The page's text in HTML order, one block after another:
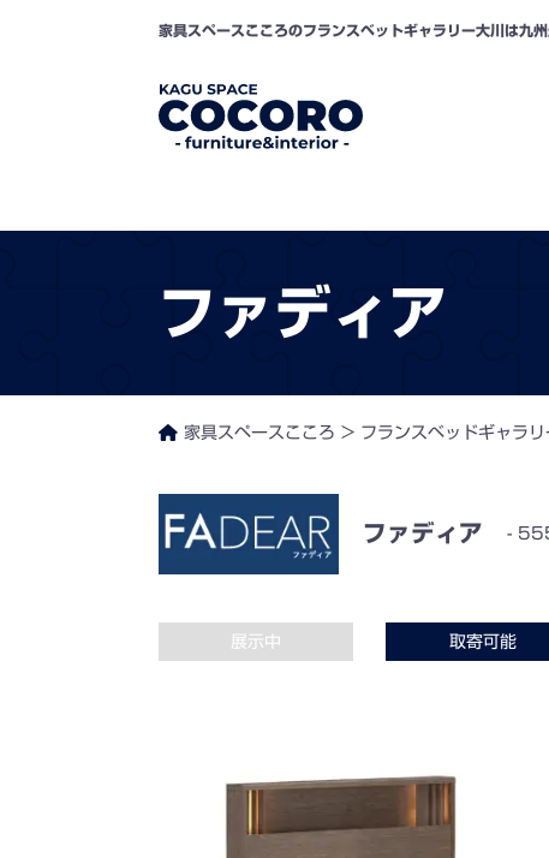
家具スペースこころのフランスベットギャラリー大川は九州
ファディア
家具スペースこころ > フランスベッドギャラリ
ファディア
展示中 取寄可能